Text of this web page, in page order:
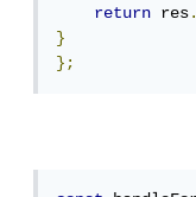
return res
}
};